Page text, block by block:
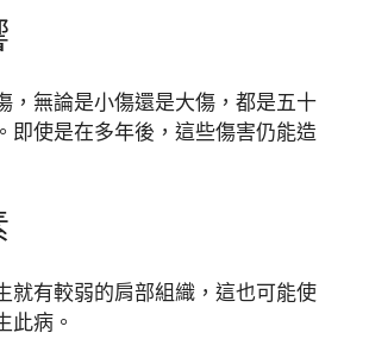
，無論是小傷還是大傷，都是五十
即使是在多年後，這些傷害仍能造
就有較弱的肩部組織，這也可能使
此病。